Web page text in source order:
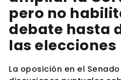
pero no
debate hasta
las elecciones
La oposición en el